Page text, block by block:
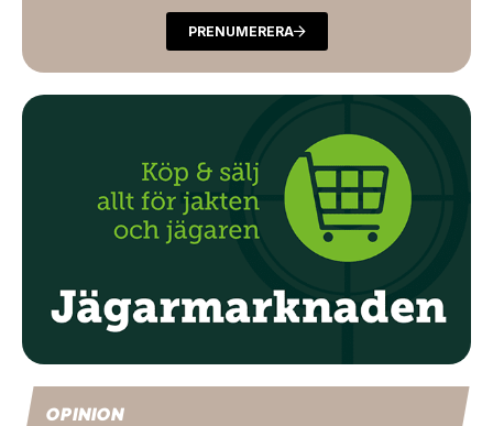
PRENUMERERA
OPINION